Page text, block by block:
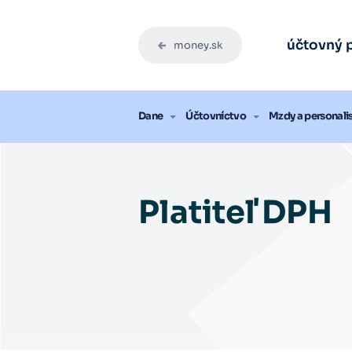
money.sk účtovný
Blog
Dane Účtovníctvo Mzdy a
Platiteľ DPH